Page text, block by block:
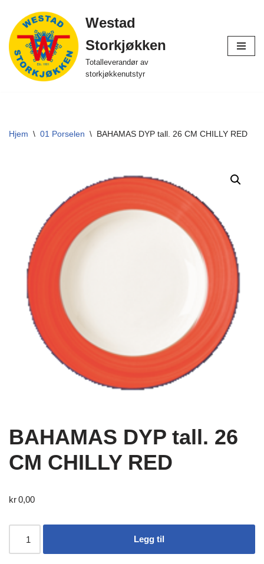
Hopp
til
innholdet
Westad
Storkjøkken
Totalleverandør av
storkjøkkenutstyr
Hjem \ 01 Porselen \ BAHAMAS DYP tall. 26 CM CHILLY RED
BAHAMAS DYP tall. 26
CM CHILLY RED
kr0,00
Legg til